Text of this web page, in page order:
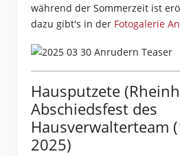
während der Sommerzeit ist
dazu gibt's in der Fotogalerie
Hausputzete
Abschiedsfest des
Hausverwalterteam
2025)